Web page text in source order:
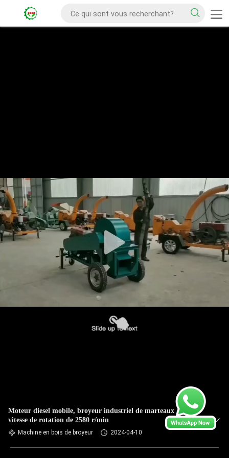
Moteur diesel mobile, broyeur industriel de marteaux à bois à
vitesse de rotation de 2580 r/min
Machine en bois de broyeur 2024-04-10